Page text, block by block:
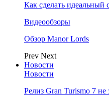
Как сделать идеальный
Видеообзоры
Обзор Manor Lords
Prev Next
Новости
Новости
Релиз Gran Turismo 7 не